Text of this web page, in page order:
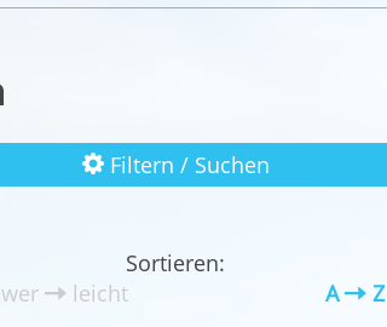
Filtern / Suchen
Sortieren:
leicht A Z